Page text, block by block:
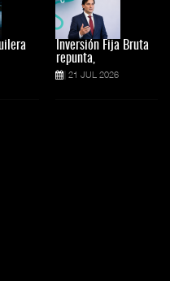
Inversión Fija Bruta
repunta,
21 JUL 2026